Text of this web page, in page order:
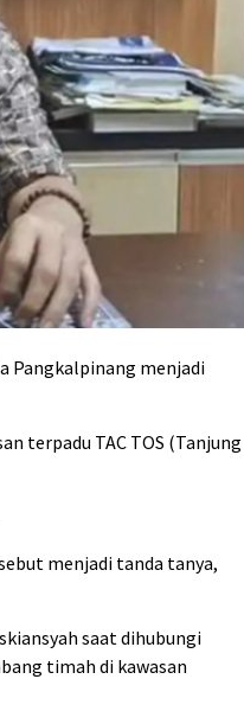
Pangkalpinang menjadi
terpadu TAC TOS (Tanjung
menjadi tanda tanya,
saat dihubungi
timah di kawasan